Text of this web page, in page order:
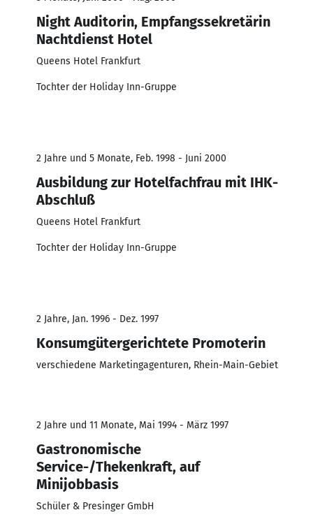
Night Auditorin, Empfangssekretärin
Nachtdienst Hotel
Queens Hotel Frankfurt
Tochter der Holiday Inn-Gruppe
2 Jahre und 5 Monate, Feb. 1998 - Juni 2000
Ausbildung zur Hotelfachfrau mit IHK-
Abschluß
Queens Hotel Frankfurt
Tochter der Holiday Inn-Gruppe
2 Jahre, Jan. 1996 - Dez. 1997
Konsumgütergerichtete Promoterin
verschiedene Marketingagenturen, Rhein-Main-Gebiet
2 Jahre und 11 Monate, Mai 1994 - März 1997
Gastronomische
Service-/Thekenkraft, auf
Minijobbasis
Schüler & Presinger GmbH